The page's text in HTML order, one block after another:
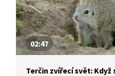
02:47
Terčin zvířecí svět: Když